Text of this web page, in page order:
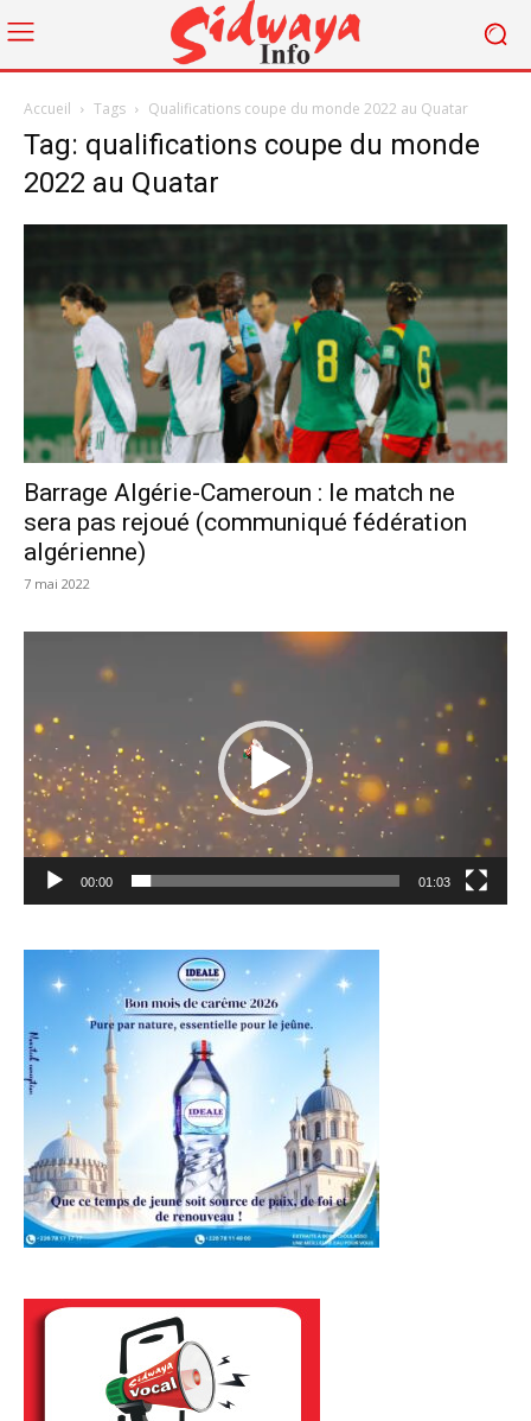
Accueil Tags Qualifications coupe du monde 2022 au Quatar
Tag: qualifications coupe du monde
2022 au Quatar
Barrage Algérie-Cameroun : le match ne
sera pas rejoué (communiqué fédération
algérienne)
7 mai 2022
00:00 01:03